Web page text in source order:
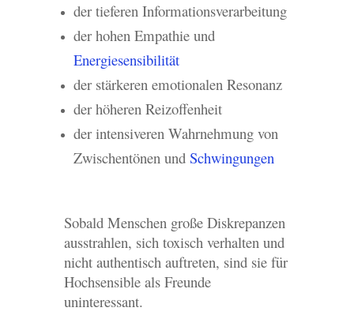
der tieferen Informationsverarbeitung
der hohen Empathie und
Energiesensibilität
der stärkeren emotionalen Resonanz
der höheren Reizoffenheit
der intensiveren Wahrnehmung von
Zwischentönen und Schwingungen
Sobald Menschen große Diskrepanzen
ausstrahlen, sich toxisch verhalten und
nicht authentisch auftreten, sind sie für
Hochsensible als Freunde
uninteressant.